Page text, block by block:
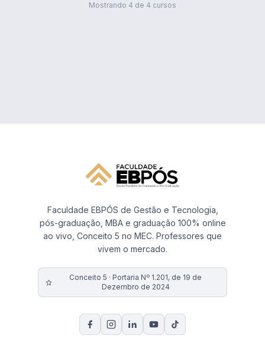
Mostrando 4 de 4 cursos
Faculdade EBPÓS de Gestão e Tecnologia,
pós-graduação, MBA e graduação 100% online
ao vivo, Conceito 5 no MEC. Professores que
vivem o mercado.
Conceito 5 · Portaria Nº 1.201, de 19 de
Dezembro de 2024